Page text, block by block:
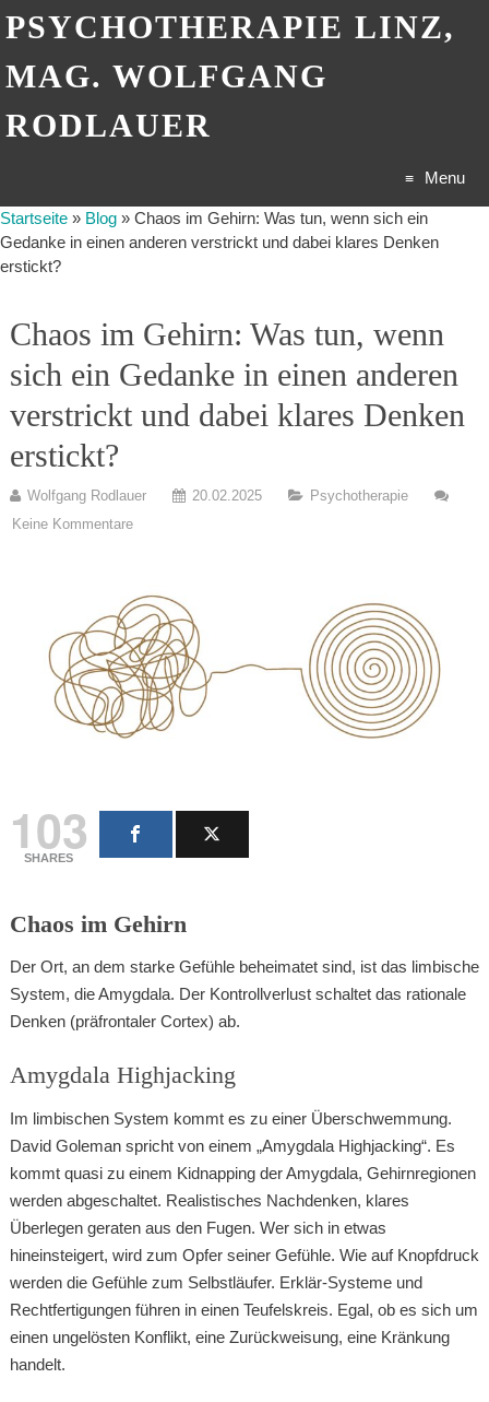
PSYCHOTHERAPIE LINZ,
MAG. WOLFGANG
RODLAUER
Menu
Skip
Startseite » Blog » Chaos im Gehirn: Was tun, wenn sich ein
Gedanke in einen anderen verstrickt und dabei klares Denken
erstickt?
Chaos im Gehirn: Was tun, wenn
sich ein Gedanke in einen anderen
verstrickt und dabei klares Denken
erstickt?
Wolfgang Rodlauer 20.02.2025
Psychotherapie
Keine Kommentare
103
SHARES
Chaos im Gehirn
Der Ort, an dem starke Gefühle beheimatet sind, ist das limbische
System, die Amygdala. Der Kontrollverlust schaltet das rationale
Denken (präfrontaler Cortex) ab.
Amygdala Highjacking
Im limbischen System kommt es zu einer Überschwemmung.
David Goleman spricht von einem „Amygdala Highjacking“. Es
kommt quasi zu einem Kidnapping der Amygdala, Gehirnregionen
werden abgeschaltet. Realistisches Nachdenken, klares
Überlegen geraten aus den Fugen. Wer sich in etwas
hineinsteigert, wird zum Opfer seiner Gefühle. Wie auf Knopfdruck
werden die Gefühle zum Selbstläufer. Erklär-Systeme und
Rechtfertigungen führen in einen Teufelskreis. Egal, ob es sich um
einen ungelösten Konflikt, eine Zurückweisung, eine Kränkung
handelt.